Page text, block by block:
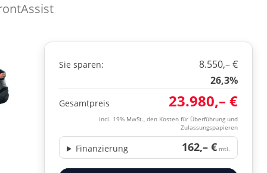
Sie sparen:
8.550,– €
26,3%
Gesamtpreis 23.980,– €
incl. 19% MwSt., den Kosten für Überführung und
Zulassungspapieren
162,– € mtl.
Finanzierung